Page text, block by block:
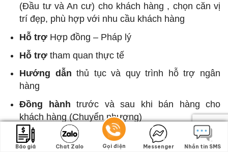
(Đầu tư và An cư) cho khách hàng , chọn căn vị
trí đẹp, phù hợp với nhu cầu khách hàng
Hỗ trợ Hợp đồng – Pháp lý
Hỗ trợtham quan thực tế
Hướng dẫn thủ tục và quy trình hỗ trợ ngân
hàng
Đồng hành trước và sau khi bán hàng cho
khách hàng (Chuyển nhượng)
ĐĂNG KÝ NHẬN BẢNG GIÁ & ƯU ĐÃI TỪ CHỦ ĐẦU TƯ
Báo giá Chat Zalo Gọi điện Messenger Nhắn tin SMS
Báo giá Chat Zalo Gọi điện Messenger Nhắn tin SMS